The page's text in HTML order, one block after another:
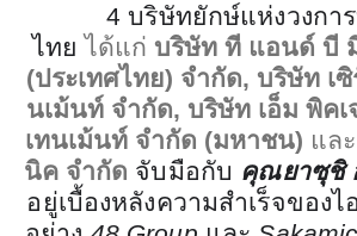
4บริษัทยักษ์แห่งวงกา
ไทยได้แก่บริษัท ที แอนด์ บี
(ประเทศไทย) จำกัด, บริษัท เซิ
นเม้นท์ จำกัด, บริษัท เอ็ม พิคเ
เทนเม้นท์ จำกัด (มหาชน) และ
นิค จำกัด จับมือกับ คุณยาซุชิ
อยู่เบื้องหลังความสำเร็จของ